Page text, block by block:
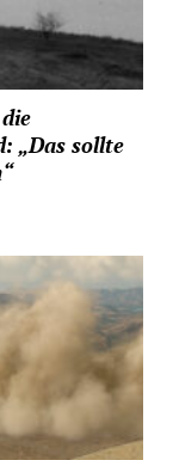
„Das sollte